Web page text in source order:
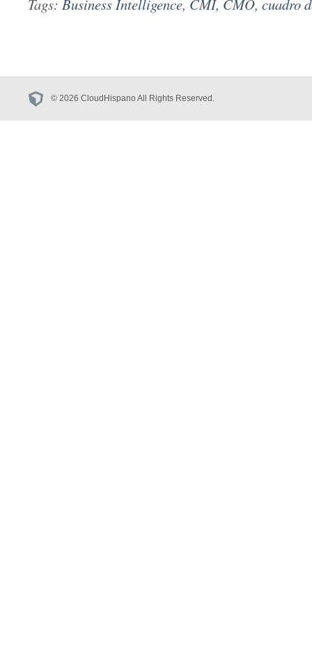
Tags: Business Intelligence, CMI, CMO, cuadro
© 2026 CloudHispano All Rights Reserved.